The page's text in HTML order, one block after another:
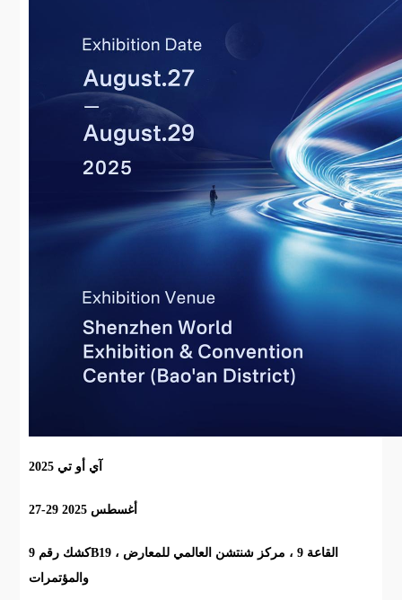
آي أو تي 2025
27-29 أغسطس 2025
كشك رقم 9B19 ، القاعة 9 ، مركز شنتشن العالمي للمعارض
والمؤتمرات